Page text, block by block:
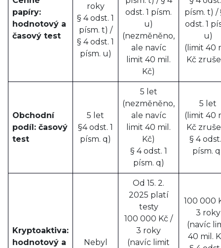
papíry:
hodnotový a
časový test
roky
§ 4 odst. 1
písm. t) /
§ 4 odst. 1
písm. u)
odst. 1 písm.
u)
(nezměněno,
ale navíc
limit 40 mil.
Kč)
písm. t) /
odst. 1
u)
(limit 40
Kč
Obchodní
podíl: časový
test
5 let
§4 odst. 1
písm. q)
5 let
(nezměněno,
ale navíc
limit 40 mil.
Kč)
§ 4 odst. 1
písm. q)
5 let
(limit 40
Kč
§ 4
písm.
Kryptoaktiva:
hodnotový a
Nebyl
Od 15. 2.
2025 platí
testy
100 000 Kč /
3 roky
(navíc limit
100 000
3 roky
(navíc
40 mil.